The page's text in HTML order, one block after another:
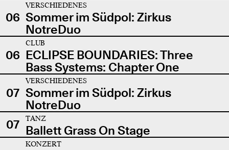
06
VERSCHIEDENES
Sommer im Südpol: Zirkus
NotreDuo
06
CLUB
ECLIPSE BOUNDARIES: Three
Bass Systems: Chapter One
07
VERSCHIEDENES
Sommer im Südpol: Zirkus
NotreDuo
07
TANZ
Ballett Grass On Stage
KONZERT